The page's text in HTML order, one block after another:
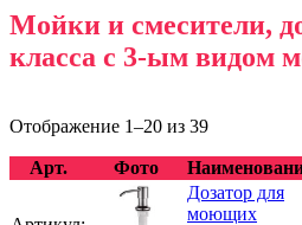
Мойки и смесители,
класса с 3-ым видом
Отображение 1–20 из 39
Арт. Фото
Дозатор для
моющих